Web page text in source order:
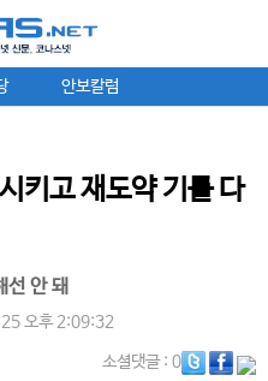
안보칼럼
키고 재도약 기틀 다
선 안 돼
오후 2:09:32
소셜댓글: 0